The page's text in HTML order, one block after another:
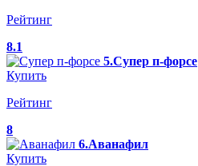
Рейтинг
8.1
5.Супер п-форсе
Купить
Рейтинг
8
6.Аванафил
Купить